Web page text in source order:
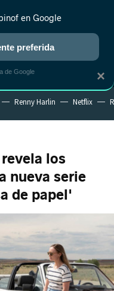
NUEVO
RANKINGS CINE
Renny Harlin Netflix
los
nueva serie
de papel'
×
en Google
preferida
de Google